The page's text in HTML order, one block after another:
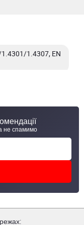
1.4307, EN
1.4307,
1.4307, EN
не спамимо